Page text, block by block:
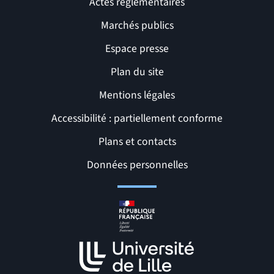
Liens et pages utiles
Marchés publics
Espace presse
Plan du site
Mentions légales
Accessibilité : partiellement conforme
Plans et contacts
Données personnelles